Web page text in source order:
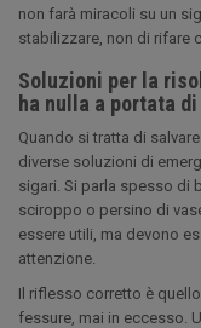
non farà miracoli su un
stabilizzare, non di rifare
Soluzioni per la
ha nulla a portata di
Quando si tratta di
diverse soluzioni di
sigari. Si parla spesso di
sciroppo o persino di
essere utili, ma devono
attenzione.
Il riflesso corretto è
fessure, mai in eccesso.